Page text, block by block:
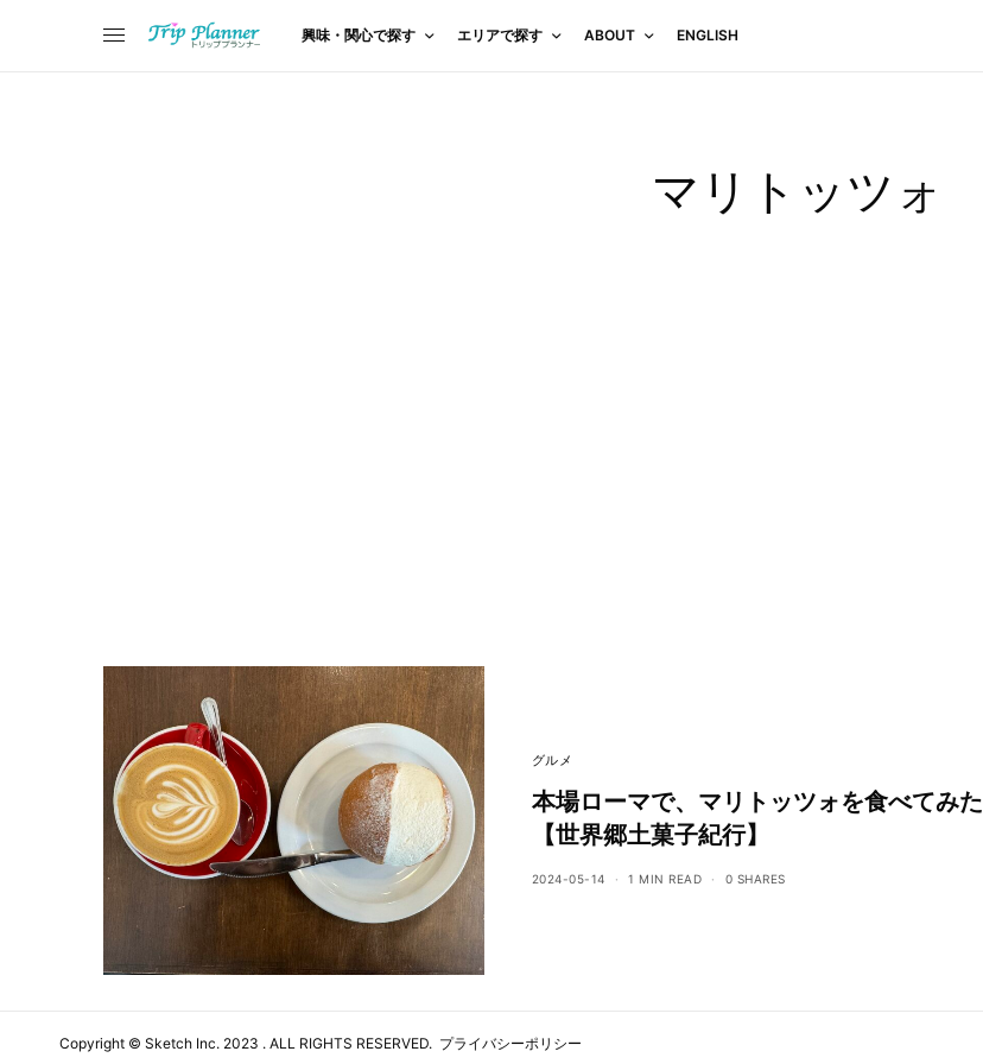
興味・関心で探す エリアで探す ABOUT ENGLISH
マリトッツォ
グルメ
本場ローマで、マリトッツォを食べてみた
【世界郷土菓子紀行】
2024-05-14 1 MIN READ 0 SHARES
Copyright © Sketch Inc. 2023 . ALL RIGHTS RESERVED. プライバシーポリシー